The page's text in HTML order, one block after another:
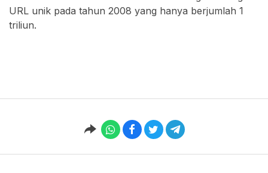
URL unik pada tahun 2008 yang hanya berjumlah 1
triliun.